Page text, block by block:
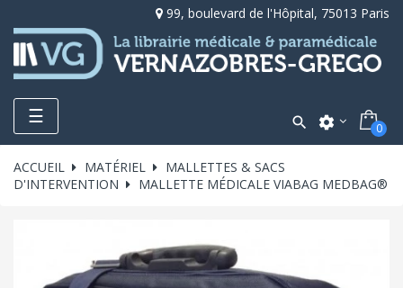
99, boulevard de l'Hôpital, 75013 Paris
Toggle
navigation
☰  settings 0
ACCUEIL MATÉRIEL
MALLETTES & SACS
D'INTERVENTION
MALLETTE MÉDICALE VIABAG MEDBAG®